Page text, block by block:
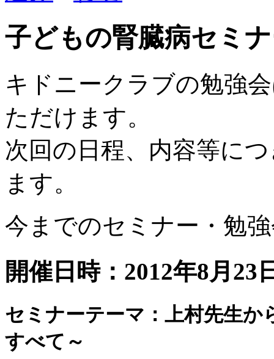
子どもの腎臓病セミ
キドニークラブの勉強
ただけます。
次回の日程、内容等に
ます。
今までのセミナー・勉
開催日時：2012年8月23
セミナーテーマ：上村先生
すべて～